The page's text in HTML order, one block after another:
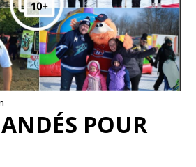
POUR